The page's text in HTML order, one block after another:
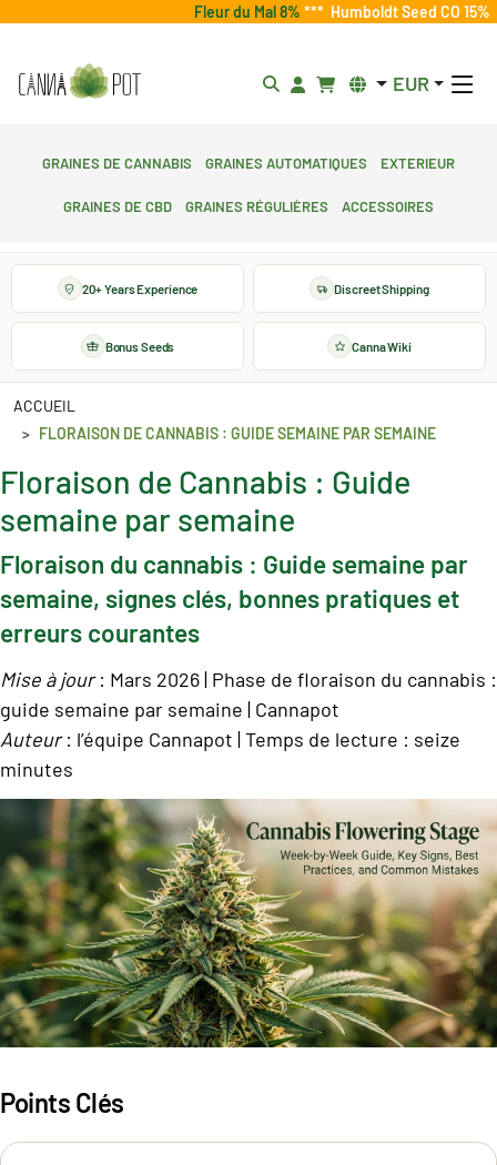
Fleur du Mal 8% *** Humboldt Seed CO 15%
EUR
Graines de cannabis Graines automatiques
Exterieur
Graines de CBD Graines régulières Accessoires
20+ Years Experience Discreet Shipping
Bonus Seeds Canna Wiki
ACCUEIL
FLORAISON DE CANNABIS : GUIDE SEMAINE PAR SEMAINE
Floraison de Cannabis : Guide
semaine par semaine
Floraison du cannabis : Guide semaine par
semaine, signes clés, bonnes pratiques et
erreurs courantes
Mise à jour: Mars 2026 | Phase de floraison du cannabis :
guide semaine par semaine | Cannapot
Auteur: l’équipe Cannapot | Temps de lecture : seize
minutes
Points Clés